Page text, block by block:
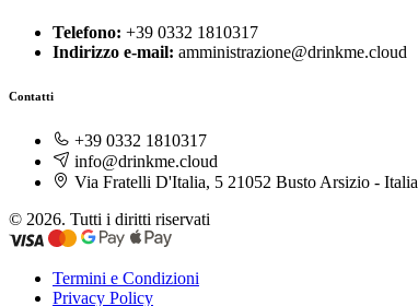
Telefono: +39 0332 1810317
Indirizzo e-mail: amministrazione@drinkme.cloud
Contatti
+39 0332 1810317
info@drinkme.cloud
Via Fratelli D'Italia, 5 21052 Busto Arsizio - Italia
© 2026. Tutti i diritti riservati
Termini e Condizioni
Privacy Policy